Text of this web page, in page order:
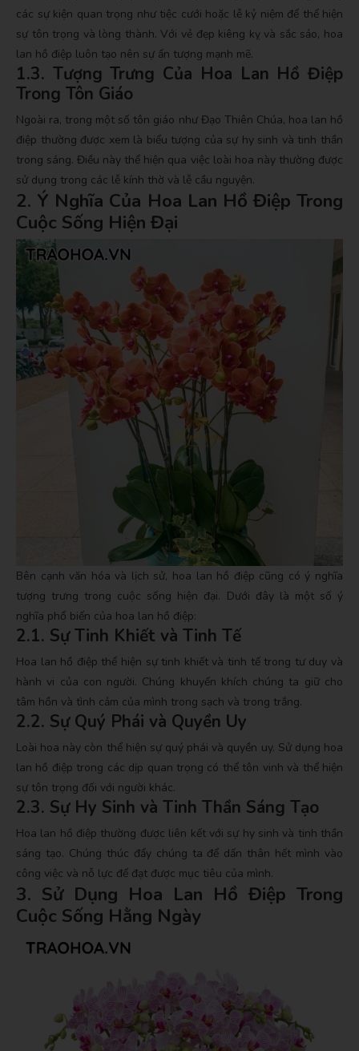
các sự kiện quan trọng như tiệc cưới hoặc lễ kỷ niệm để thể hiện
sự tôn trọng và lòng thành. Với vẻ đẹp kiêng kỵ và sắc sảo, hoa
lan hồ điệp luôn tạo nên sự ấn tượng mạnh mẽ.
1.3. Tượng Trưng Của Hoa Lan Hồ Điệp
Trong Tôn Giáo
Ngoài ra, trong một số tôn giáo như Đạo Thiên Chúa, hoa lan hồ
điệp thường được xem là biểu tượng của sự hy sinh và tinh thần
trong sáng. Điều này thể hiện qua việc loài hoa này thường được
sử dụng trong các lễ kính thờ và lễ cầu nguyện.
2. Ý Nghĩa Của Hoa Lan Hồ Điệp Trong
Cuộc Sống Hiện Đại
Bên cạnh văn hóa và lịch sử, hoa lan hồ điệp cũng có ý nghĩa
tượng trưng trong cuộc sống hiện đại. Dưới đây là một số ý
nghĩa phổ biến của hoa lan hồ điệp:
2.1. Sự Tinh Khiết và Tinh Tế
Hoa lan hồ điệp thể hiện sự tinh khiết và tinh tế trong tư duy và
hành vi của con người. Chúng khuyến khích chúng ta giữ cho
tâm hồn và tình cảm của mình trong sạch và trong trắng.
2.2. Sự Quý Phái và Quyền Uy
Loài hoa này còn thể hiện sự quý phái và quyền uy. Sử dụng hoa
lan hồ điệp trong các dịp quan trọng có thể tôn vinh và thể hiện
sự tôn trọng đối với người khác.
2.3. Sự Hy Sinh và Tinh Thần Sáng Tạo
Hoa lan hồ điệp thường được liên kết với sự hy sinh và tinh thần
sáng tạo. Chúng thúc đẩy chúng ta để dấn thân hết mình vào
công việc và nỗ lực để đạt được mục tiêu của mình.
3. Sử Dụng Hoa Lan Hồ Điệp Trong
Cuộc Sống Hằng Ngày